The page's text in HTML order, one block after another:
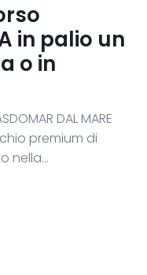
in palio un
o in
DAL MARE
premium di
nella...